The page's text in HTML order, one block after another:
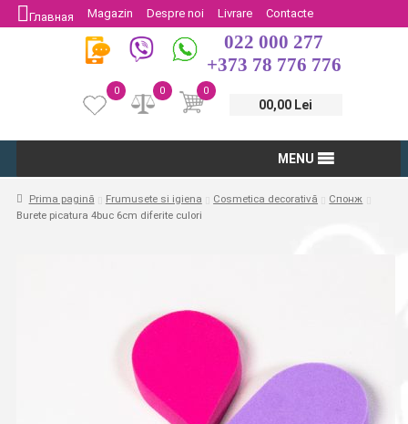
Главная Magazin Despre noi Livrare
Contacte
Protectia Consumatorului
Întoarcere
022 000 277
+373 78 776 776
0
00,00 Lei
0
0
MENU
Prima pagină Frumusete si igiena Cosmetica decorativă
Спонж
Burete picatura 4buc 6cm diferite culori